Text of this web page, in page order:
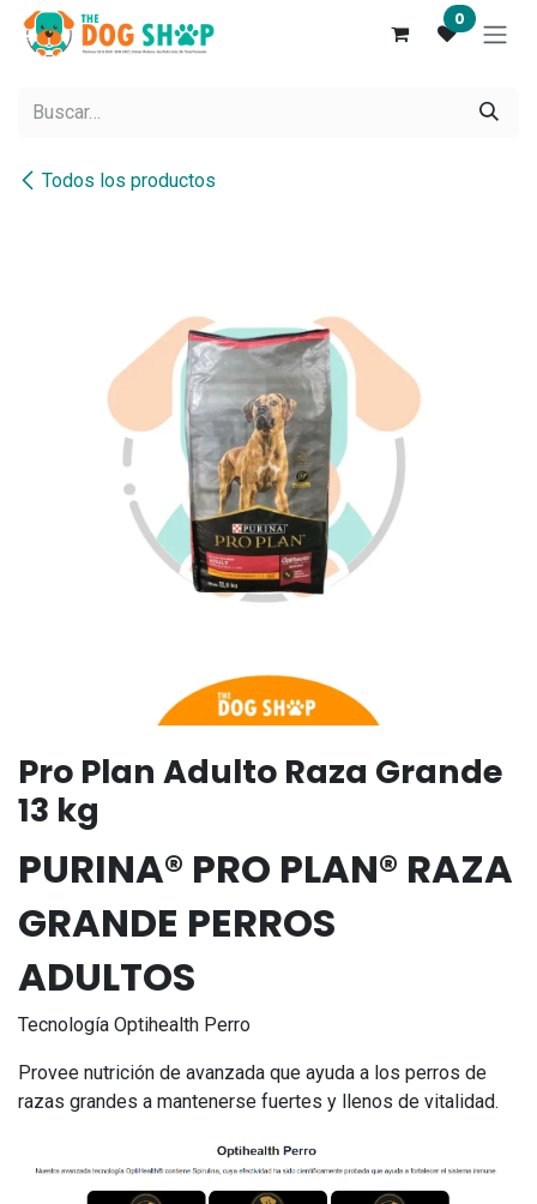
Ir al contenido 0
Todos los productos
Pro Plan Adulto Raza Grande
13 kg
PURINA® PRO PLAN® RAZA
GRANDE PERROS
ADULTOS
Tecnología Optihealth Perro
Provee nutrición de avanzada que ayuda a los perros de
razas grandes a mantenerse fuertes y llenos de vitalidad.